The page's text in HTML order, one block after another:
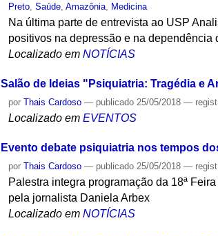
Preto,Saúde,Amazônia, Medicina
Na última parte de entrevista ao USP
positivos na depressão e na dependência
Localizado em NOTÍCIAS
Salão de Ideias "Psiquiatria: Tragédia e
porThais Cardoso — publicado 25/05/2018—
Localizado em EVENTOS
Evento debate psiquiatria nos tempos
porThais Cardoso — publicado 25/05/2018—
Palestra integra programação da 18ª
pela jornalista Daniela Arbex
Localizado em NOTÍCIAS